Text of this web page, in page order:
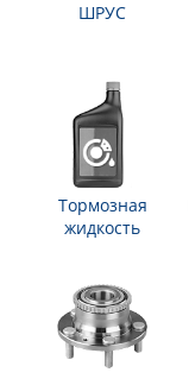
ШРУС
Тормозная
жидкость